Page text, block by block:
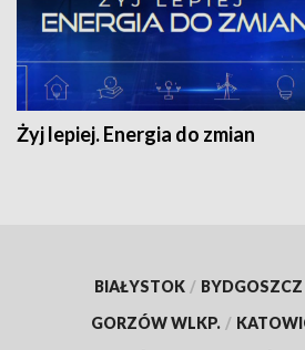
Żyj lepiej. Energia do zmian
BIAŁYSTOK / BYDGOSZCZ
GORZÓW WLKP. /